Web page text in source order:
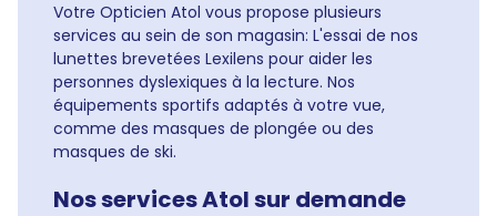
Votre Opticien Atol vous propose plusieurs
services au sein de son magasin: L'essai de nos
lunettes brevetées Lexilens pour aider les
personnes dyslexiques à la lecture. Nos
équipements sportifs adaptés à votre vue,
comme des masques de plongée ou des
masques de ski.
Nos services Atol sur demande